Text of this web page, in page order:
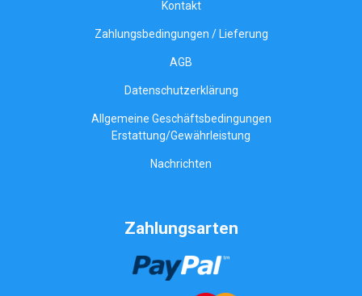
Kontakt
Zahlungsbedingungen / Lieferung
AGB
Datenschutzerklärung
Allgemeine Geschäftsbedingungen
Erstattung/Gewährleistung
Nachrichten
Zahlungsarten